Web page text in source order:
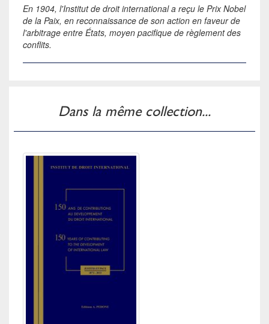
En 1904, l'Institut de droit international a reçu le Prix Nobel
de la Paix, en reconnaissance de son action en faveur de
l'arbitrage entre États, moyen pacifique de règlement des
conflits.
Dans la même collection...